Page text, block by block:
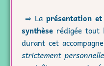
⇒ La présentation
synthèse rédigée tout
durant cet
strictement